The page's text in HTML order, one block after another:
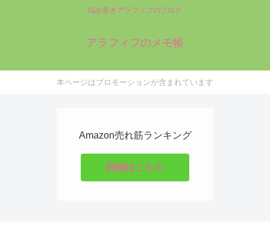
悩み多きアラフィフのブログ
アラフィフのメモ帳
本ページはプロモーションが含まれています
Amazon売れ筋ランキング
詳細はこちら